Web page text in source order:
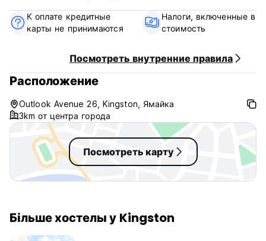
Оплата по прибытии наличными.
Налоги включены.
Завтрак не включен - 5 долларов США на человека в
Круглосуточный прием.
(Auto-translated from original language)
К оплате кредитные
карты не принимаются
Налоги, включенные в
стоимость
Посмотреть внутренние правила
Расположение
Outlook Avenue 26, Kingston, Ямайка
3km от центра города
Посмотреть карту
Більше хостелы у Kingston